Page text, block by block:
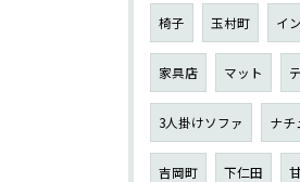
椅子 玉村町 イ
家具店 マット
3人掛けソファ ナチ
吉岡町 下仁田